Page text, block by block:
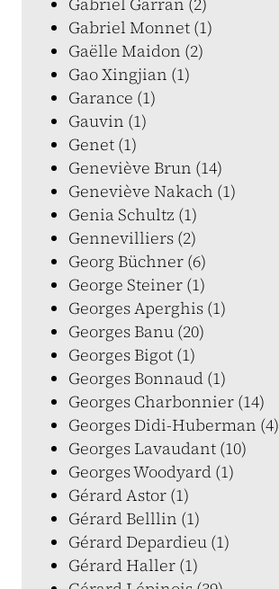
Gabriel Monnet (1)
Gaëlle Maidon (2)
Gao Xingjian (1)
Garance (1)
Gauvin (1)
Genet (1)
Geneviève Brun (14)
Geneviève Nakach (1)
Genia Schultz (1)
Gennevilliers (2)
Georg Büchner (6)
George Steiner (1)
Georges Aperghis (1)
Georges Banu (20)
Georges Bigot (1)
Georges Bonnaud (1)
Georges Charbonnier (14)
Georges Didi-Huberman (4)
Georges Lavaudant (10)
Georges Woodyard (1)
Gérard Astor (1)
Gérard Belllin (1)
Gérard Depardieu (1)
Gérard Haller (1)